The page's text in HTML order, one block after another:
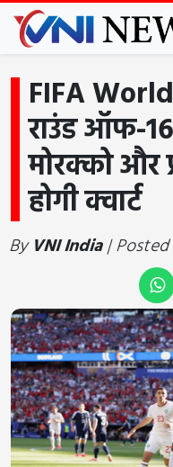
FIFA
राउंड ऑफ-
मोरक्को और
होगी क्वार्ट
ByVNI India| Posted